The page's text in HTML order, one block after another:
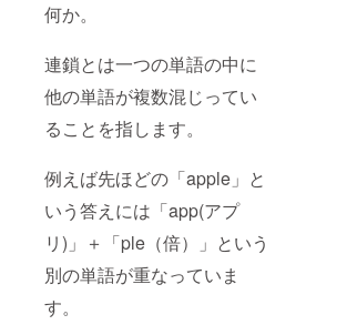
何か。
連鎖とは一つの単語の中に
他の単語が複数混じってい
ることを指します。
例えば先ほどの「apple」と
いう答えには「app(アプ
リ)」＋「ple（倍）」という
別の単語が重なっていま
す。